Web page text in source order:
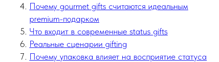
Почему gourmet gifts считаются идеальным
premium-подарком
Что входит в современные status gifts
Реальные сценарии gifting
Почему упаковка влияет на восприятие статуса